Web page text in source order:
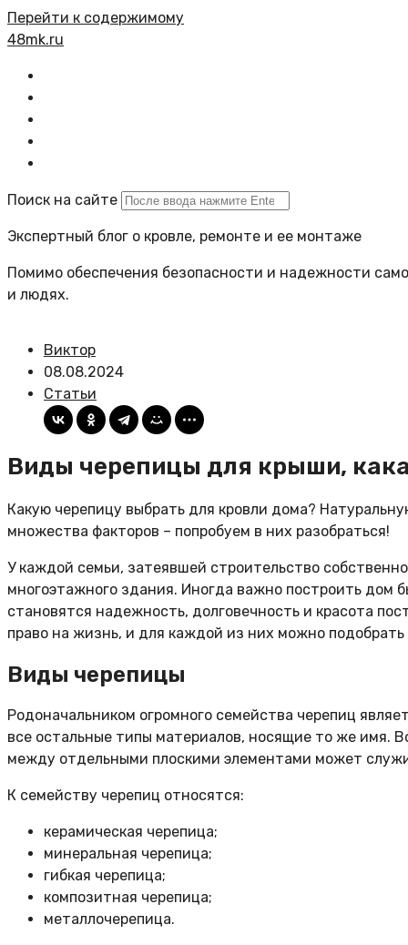
Перейти к содержимому
48mk.ru
Поиск на сайте
Экспертный блог о кровле, ремонте и ее монтаже
Помимо обеспечения безопасности и надежности
и людях.
Виктор
08.08.2024
Статьи
Виды черепицы для крыши,
Какую черепицу выбрать для кровли дома?
множества факторов – попробуем в них разобраться!
У каждой семьи, затеявшей строительство
многоэтажного здания. Иногда важно построить дом
становятся надежность, долговечность и красота
право на жизнь, и для каждой из них можно
Виды черепицы
Родоначальником огромного семейства черепиц
все остальные типы материалов, носящие то же имя.
между отдельными плоскими элементами может
К семейству черепиц относятся:
керамическая черепица;
минеральная черепица;
гибкая черепица;
композитная черепица;
металлочерепица.